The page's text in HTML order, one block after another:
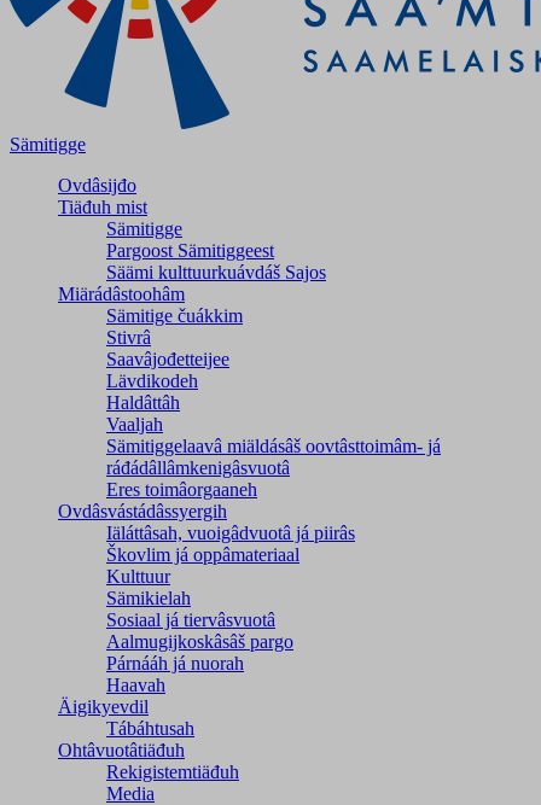
Sämitigge
Ovdâsijđo
Tiäđuh mist
Sämitigge
Pargoost Sämitiggeest
Säämi kulttuurkuávdáš Sajos
Miärádâstoohâm
Sämitige čuákkim
Stivrâ
Saavâjođetteijee
Lävdikodeh
Haldâttâh
Vaaljah
Sämitiggelaavâ miäldásâš oovtâsttoimâm- já
ráđádâllâmkenigâsvuotâ
Eres toimâorgaaneh
Ovdâsvástádâssyergih
Iäláttâsah, vuoigâdvuotâ já piirâs
Škovlim já oppâmateriaal
Kulttuur
Sämikielah
Sosiaal já tiervâsvuotâ
Aalmugijkoskâsâš pargo
Párnááh já nuorah
Haavah
Äigikyevdil
Tábáhtusah
Ohtâvuotâtiäđuh
Rekigistemtiäđuh
Media